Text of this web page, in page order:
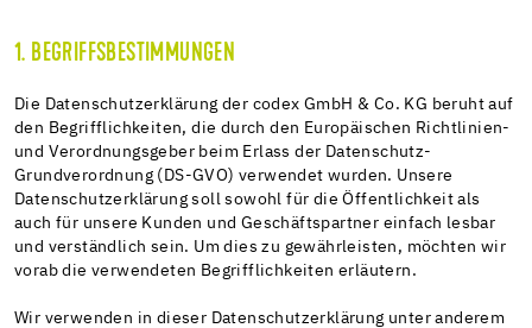
1. BEGRIFFSBESTIMMUNGEN
Die Datenschutzerklärung der codex GmbH & Co. KG beruht auf
den Begrifflichkeiten, die durch den Europäischen Richtlinien-
und Verordnungsgeber beim Erlass der Datenschutz-
Grundverordnung (DS-GVO) verwendet wurden. Unsere
Datenschutzerklärung soll sowohl für die Öffentlichkeit als
auch für unsere Kunden und Geschäftspartner einfach lesbar
und verständlich sein. Um dies zu gewährleisten, möchten wir
vorab die verwendeten Begrifflichkeiten erläutern.
Wir verwenden in dieser Datenschutzerklärung unter anderem